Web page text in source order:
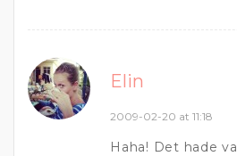
Elin
2009-02-20 at 11:18
Haha! Det hade